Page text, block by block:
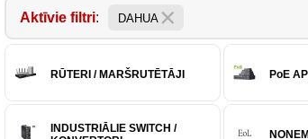
Aktīvie filtri: DAHUA
RŪTERI / MARŠRUTĒTĀJI PoE
INDUSTRIĀLIE SWITCH /